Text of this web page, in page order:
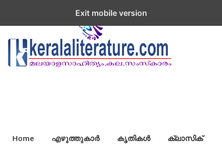
Home എഴുത്തുകാര്‍ കൃതികൾ ക്ലാസിക്
Exit mobile version